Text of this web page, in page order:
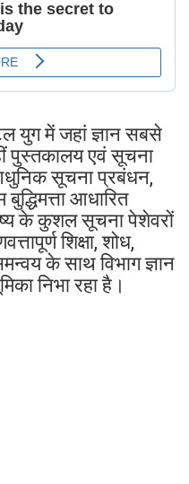
युग में जहां ज्ञान सबसे
पुस्तकालय एवं सूचना
आधुनिक सूचना प्रबंधन,
आधारित
के कुशल सूचना पेशेवरों
शिक्षा, शोध,
के साथ विभाग ज्ञान
निभा रहा है।